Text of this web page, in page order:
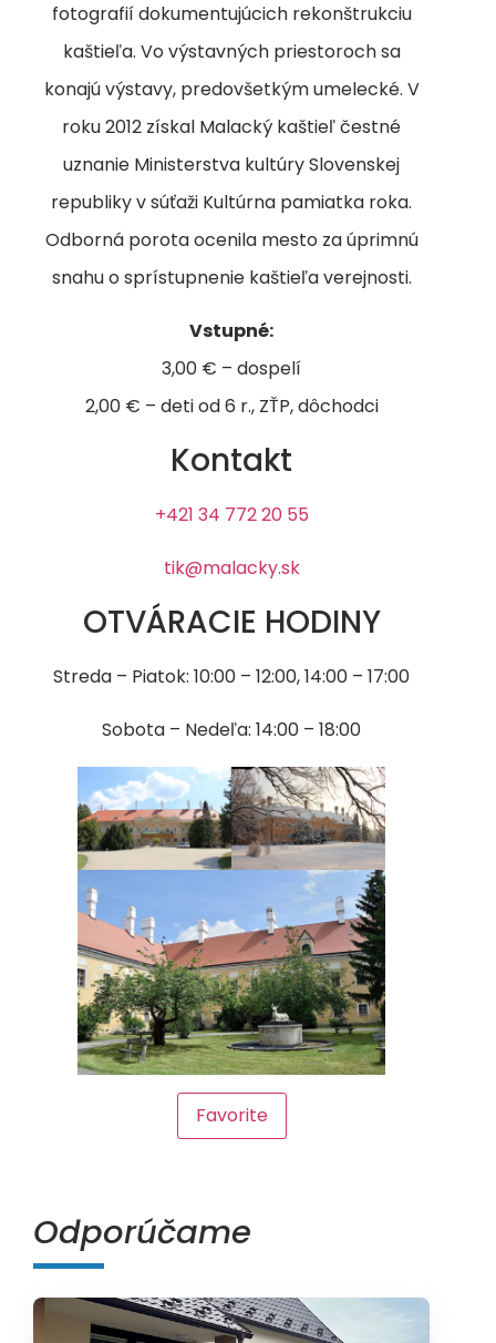
fotografií dokumentujúcich rekonštrukciu
kaštieľa. Vo výstavných priestoroch sa
konajú výstavy, predovšetkým umelecké. V
roku 2012 získal Malacký kaštieľ čestné
uznanie Ministerstva kultúry Slovenskej
republiky v súťaži Kultúrna pamiatka roka.
Odborná porota ocenila mesto za úprimnú
snahu o sprístupnenie kaštieľa verejnosti.
Vstupné:
3,00 € – dospelí
2,00 € – deti od 6 r., ZŤP, dôchodci
Kontakt
+421 34 772 20 55
tik@malacky.sk
OTVÁRACIE HODINY
Streda – Piatok: 10:00 – 12:00, 14:00 – 17:00
Sobota – Nedeľa: 14:00 – 18:00
Favorite
Odporúčame